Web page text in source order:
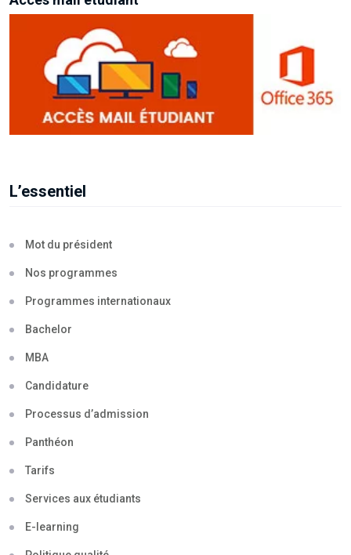
L’essentiel
Mot du président
Nos programmes
Programmes internationaux
Bachelor
MBA
Candidature
Processus d’admission
Panthéon
Tarifs
Services aux étudiants
E-learning